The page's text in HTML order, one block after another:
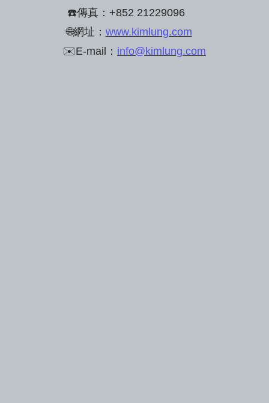
☎️傳真：+852 21229096
🌐網址： www.kimlung.com
✉️E-mail： info@kimlung.com